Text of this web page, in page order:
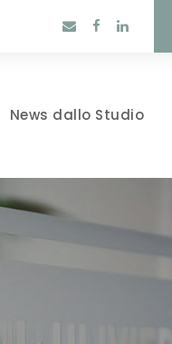
News dallo Studio